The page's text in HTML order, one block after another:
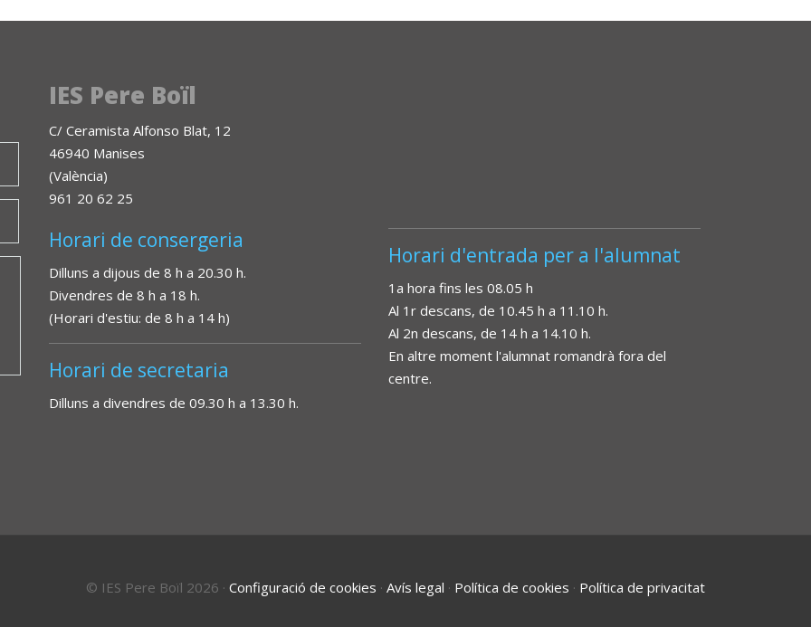
IES Pere Boïl
C/ Ceramista Alfonso Blat, 12
46940 Manises
(València)
961 20 62 25
Horari de consergeria
Dilluns a dijous de 8 h a 20.30 h.
Divendres de 8 h a 18 h.
(Horari d'estiu: de 8 h a 14 h)
Horari de secretaria
Dilluns a divendres de 09.30 h a 13.30 h.
Horari d'entrada per a l'alumnat
1a hora fins les 08.05 h
Al 1r descans, de 10.45 h a 11.10 h.
Al 2n descans, de 14 h a 14.10 h.
En altre moment l'alumnat romandrà fora del
centre.
© IES Pere Boïl 2026 · Configuració de cookies · Avís legal · Política de cookies · Política de privacitat